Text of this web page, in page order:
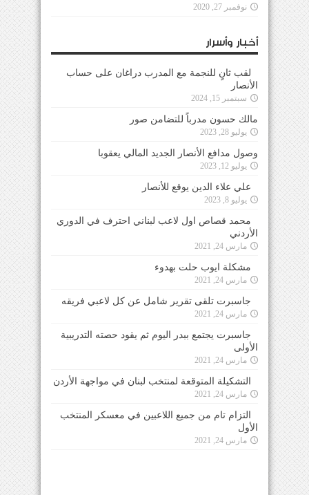
نوفمبر 27, 2020
أخبار وأسرار
لقب ثانٍ للنجمة مع المدرب دراغان على حساب
الأنصار
سبتمبر 15, 2024
مالك حسون مدرباً للتضامن صور
يوليو 28, 2023
وصول مدافع الأنصار الجديد المالي يعقوبا
يوليو 12, 2023
علي علاء الدين يوقع للأنصار
يوليو 8, 2023
محمد قصاص اول لاعب لبناني احترف في الدوري
الأردني
مارس 24, 2021
مشكلة ايوب حلت بهدوء
مارس 24, 2021
جاسبرت تلقى تقرير شامل عن كل لاعبي فريقه
مارس 24, 2021
جاسبرت يجتمع ببدر اليوم ثم يقود حصته التدريبية
الأولى
مارس 24, 2021
التشكيلة المتوقعة لمنتخب لبنان في مواجهة الأردن
مارس 24, 2021
التزام تام من جميع اللاعبين في معسكر المنتخب
الأول
مارس 24, 2021